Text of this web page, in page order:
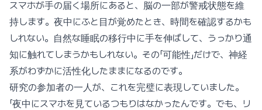
スマホが手の届く場所にあると、脳の一部が警戒状態を維
持します。夜中にふと目が覚めたとき、時間を確認するかも
しれない。自然な睡眠の移行中に手を伸ばして、うっかり通
知に触れてしまうかもしれない。その「可能性」だけで、神経
系がわずかに活性化したままになるのです。
研究の参加者の一人が、これを完璧に表現していました。
「夜中にスマホを見ているつもりはなかったんです。でも、リ